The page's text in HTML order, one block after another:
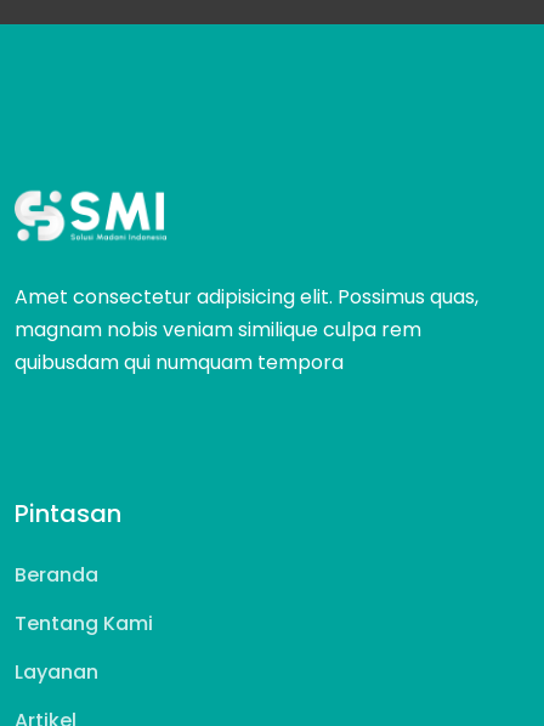
Amet consectetur adipisicing elit. Possimus quas,
magnam nobis veniam similique culpa rem
quibusdam qui numquam tempora
Pintasan
Beranda
Tentang Kami
Layanan